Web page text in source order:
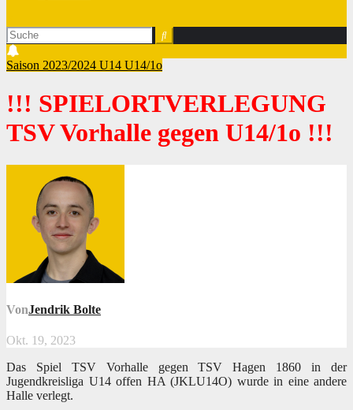
Saison 2023/2024 U14 U14/1o
!!! SPIELORTVERLEGUNG
TSV Vorhalle gegen U14/1o !!!
VonJendrik Bolte
Okt. 19, 2023
Das Spiel TSV Vorhalle gegen TSV Hagen 1860 in der
Jugendkreisliga U14 offen HA (JKLU14O) wurde in eine andere
Halle verlegt.